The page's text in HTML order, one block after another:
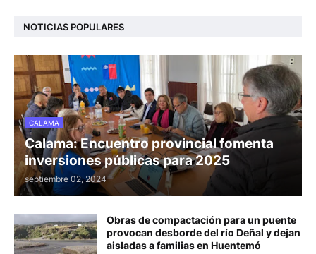
NOTICIAS POPULARES
CALAMA
Calama: Encuentro provincial fomenta
inversiones públicas para 2025
septiembre 02, 2024
Obras de compactación para un puente
provocan desborde del río Deñal y dejan
aisladas a familias en Huentemó